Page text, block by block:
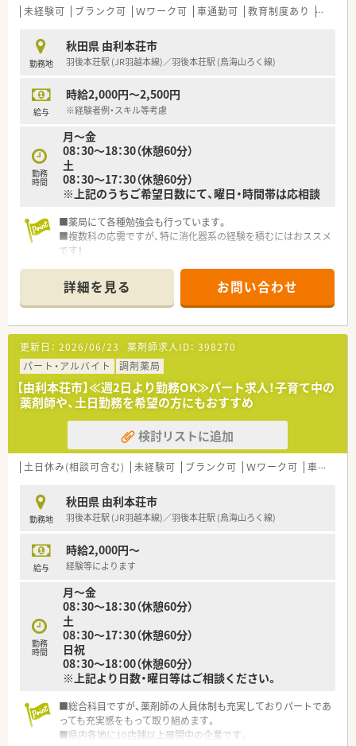
未経験可 ブランク可 Ｗワーク可 車通勤可 教育制度あり 大手チ
勤務地
秋田県 由利本荘市
羽後本荘駅 (JR羽越本線)／羽後本荘駅 (鳥海山ろく線)
給与
時給2,000円～2,500円
※経験者例・スキル等考慮
勤務
時間
月～金
08：30～18：30（休憩60分）
土
08：30～17：30（休憩60分）
※上記のうちご希望日数にて、曜日・時間帯は応相談
■薬局にて各種勉強会も行っています。
■複数科の応需ですが、特に消化器系の経験を積むにはおススメ
です！
です
詳細を見る お問い合わせ
更新日： 2026/06/23 薬剤師求人ID： 398270
パート・アルバイト
調剤薬局
【由利本荘市】≪週2日より勤務OK≫パート求人！子育て中の
薬剤師や、土日勤務を希望の方にもおすすめ
検討リストに追加
土日休み(相談可含む) 未経験可 ブランク可 Ｗワーク可 車通勤可
勤務地
秋田県 由利本荘市
羽後本荘駅 (JR羽越本線)／羽後本荘駅 (鳥海山ろく線)
給与
時給2,000円～
経験等によります
勤務
時間
月～金
08：30～18：30（休憩60分）
土
08：30～17：30（休憩60分）
日祝
08：30～18：00（休憩60分）
※上記より日数・曜日等はご相談ください。
■総合科目ですが、薬剤師の人員体制も充実しておりパートであ
っても充実感をもって取り組めます。
■県内各地に10店舗以上展開中の企業です。